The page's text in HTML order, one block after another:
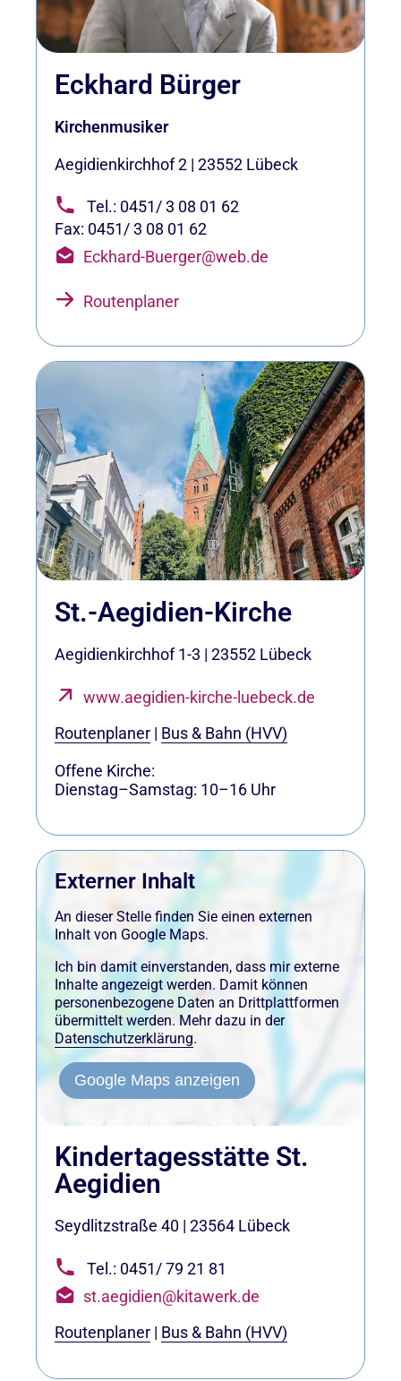
Eckhard Bürger
Kirchenmusiker
Aegidienkirchhof 2 | 23552 Lübeck
Tel.: 0451/ 3 08 01 62
Fax: 0451/ 3 08 01 62
Eckhard-Buerger@web.de
Routenplaner
St.-Aegidien-Kirche
Aegidienkirchhof 1-3 | 23552 Lübeck
www.aegidien-kirche-luebeck.de
Routenplaner | Bus & Bahn (HVV)
Offene Kirche:
Dienstag–Samstag: 10–16 Uhr
Externer Inhalt
An dieser Stelle finden Sie einen externen
Inhalt von Google Maps.
Ich bin damit einverstanden, dass mir externe
Inhalte angezeigt werden. Damit können
personenbezogene Daten an Drittplattformen
übermittelt werden. Mehr dazu in der
Datenschutzerklärung.
Google Maps anzeigen
Kindertagesstätte St.
Aegidien
Seydlitzstraße 40 | 23564 Lübeck
Tel.: 0451/ 79 21 81
st.aegidien@kitawerk.de
Routenplaner | Bus & Bahn (HVV)